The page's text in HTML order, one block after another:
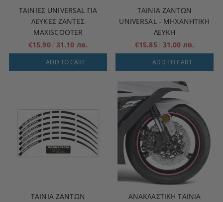
ΤΑΙΝΙΕΣ UNIVERSAL ΓΙΑ
ΛΕΥΚΕΣ ΖΑΝΤΕΣ
MAXISCOOTER
€15.90 31.10 лв.
ADD TO CART
ΤΑΙΝΙΑ ΖΑΝΤΩΝ
UNIVERSAL - ΜΗΧΑΝΗΤΙΚΗ
ΛΕΥΚΗ
€15.85
31.00 лв.
ADD TO CART
ΤΑΙΝΙΑ ΖΑΝΤΩΝ
ΑΝΑΚΛΑΣΤΙΚΉ ΤΑΙΝΊΑ